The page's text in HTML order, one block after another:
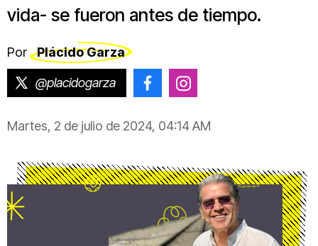
vida- se fueron antes de tiempo.
Por Plácido Garza
@placidogarza @placido.garza
Martes, 2 de julio de 2024, 04:14 AM